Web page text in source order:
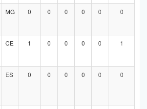
MG 0 0 0 0 0 0
CE 1 0 0 0 0 1
ES 0 0 0 0 0 0